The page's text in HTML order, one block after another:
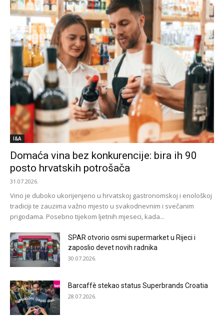
I&A
Domaća vina bez konkurencije: bira ih 90
posto hrvatskih potrošača
31.07.2026.
Vino je duboko ukorijenjeno u hrvatskoj gastronomskoj i enološkoj
tradiciji te zauzima važno mjesto u svakodnevnim i svečanim
prigodama. Posebno tijekom ljetnih mjeseci, kada...
SPAR otvorio osmi supermarket u Rijeci i
zaposlio devet novih radnika
30.07.2026.
Barcaffè stekao status Superbrands Croatia
28.07.2026.